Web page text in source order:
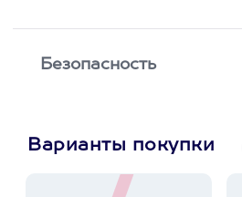
Безопасность
Варианты покупки